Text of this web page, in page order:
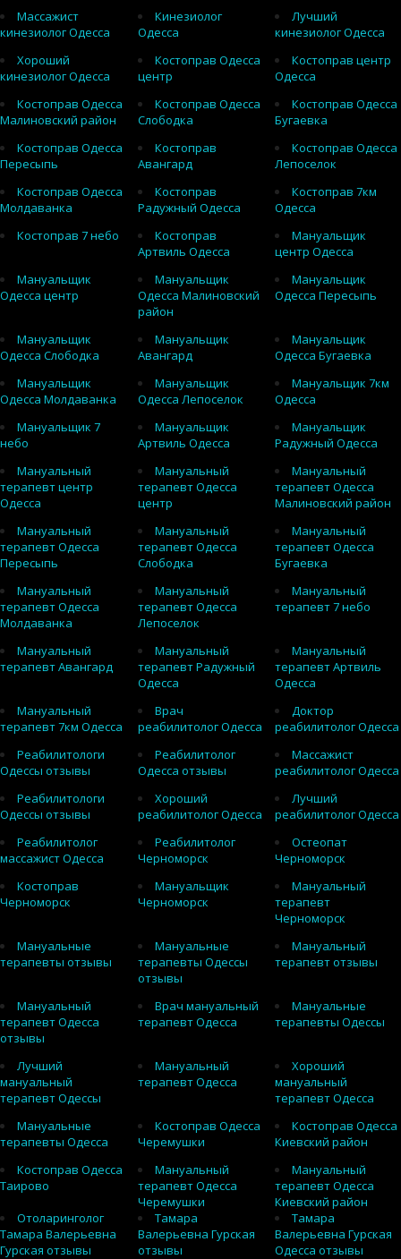
Массажист
кинезиолог Одесса
Кинезиолог
Одесса
Лучший
кинезиолог Одесса
Хороший
кинезиолог Одесса
Костоправ Одесса
центр
Костоправ центр
Одесса
Костоправ Одесса
Малиновский район
Костоправ Одесса
Слободка
Костоправ Одесса
Бугаевка
Костоправ Одесса
Пересыпь
Костоправ
Авангард
Костоправ Одесса
Лепоселок
Костоправ Одесса
Молдаванка
Костоправ
Радужный Одесса
Костоправ 7км
Одесса
Костоправ 7 небо
Костоправ
Артвиль Одесса
Мануальщик
центр Одесса
Мануальщик
Одесса центр
Мануальщик
Одесса Малиновский
район
Мануальщик
Одесса Пересыпь
Мануальщик
Одесса Слободка
Мануальщик
Авангард
Мануальщик
Одесса Бугаевка
Мануальщик
Одесса Молдаванка
Мануальщик
Одесса Лепоселок
Мануальщик 7км
Одесса
Мануальщик 7
небо
Мануальщик
Артвиль Одесса
Мануальщик
Радужный Одесса
Мануальный
терапевт центр
Одесса
Мануальный
терапевт Одесса
центр
Мануальный
терапевт Одесса
Малиновский район
Мануальный
терапевт Одесса
Пересыпь
Мануальный
терапевт Одесса
Слободка
Мануальный
терапевт Одесса
Бугаевка
Мануальный
терапевт Одесса
Молдаванка
Мануальный
терапевт Одесса
Лепоселок
Мануальный
терапевт 7 небо
Мануальный
терапевт Авангард
Мануальный
терапевт Радужный
Одесса
Мануальный
терапевт Артвиль
Одесса
Мануальный
терапевт 7км Одесса
Врач
реабилитолог Одесса
Доктор
реабилитолог Одесса
Реабилитологи
Одессы отзывы
Реабилитолог
Одесса отзывы
Массажист
реабилитолог Одесса
Реабилитологи
Одессы отзывы
Хороший
реабилитолог Одесса
Лучший
реабилитолог Одесса
Реабилитолог
массажист Одесса
Реабилитолог
Черноморск
Остеопат
Черноморск
Костоправ
Черноморск
Мануальщик
Черноморск
Мануальный
терапевт
Черноморск
Мануальные
терапевты отзывы
Мануальные
терапевты Одессы
отзывы
Мануальный
терапевт отзывы
Мануальный
терапевт Одесса
отзывы
Врач мануальный
терапевт Одесса
Мануальные
терапевты Одессы
Лучший
мануальный
терапевт Одессы
Мануальный
терапевт Одесса
Хороший
мануальный
терапевт Одесса
Мануальные
терапевты Одесса
Костоправ Одесса
Черемушки
Костоправ Одесса
Киевский район
Костоправ Одесса
Таирово
Мануальный
терапевт Одесса
Черемушки
Мануальный
терапевт Одесса
Киевский район
Отоларинголог
Тамара Валерьевна
Гурская отзывы
Тамара
Валерьевна Гурская
отзывы
Тамара
Валерьевна Гурская
Одесса отзывы